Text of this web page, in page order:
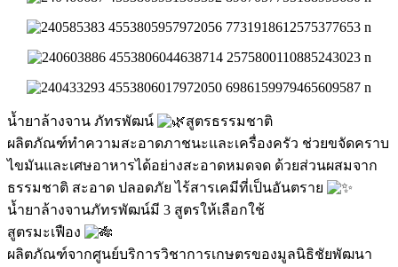
น้ำยาล้างจาน ภัทรพัฒน์
สูตรธรรมชาติ
ผลิตภัณฑ์ทำความสะอาดภาชนะและเครื่องครัว ช่วยขจัดคราบ
ไขมันและเศษอาหารได้อย่างสะอาดหมดจด ด้วยส่วนผสมจาก
ธรรมชาติ สะอาด ปลอดภัย ไร้สารเคมีที่เป็นอันตราย
น้ำยาล้างจานภัทรพัฒน์มี 3 สูตรให้เลือกใช้
สูตรมะเฟือง
ผลิตภัณฑ์จากศูนย์บริการวิชาการเกษตรของมูลนิธิชัยพัฒนา